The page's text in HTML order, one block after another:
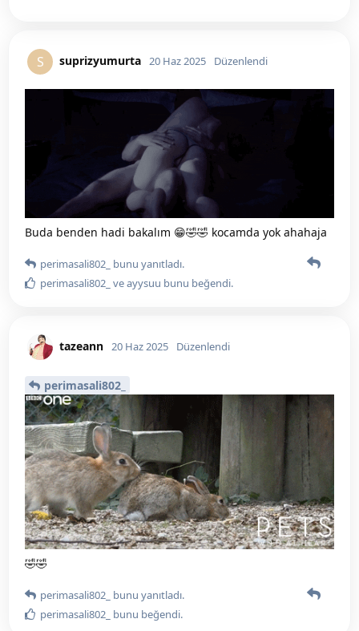
S suprizyumurta 20 Haz 2025 Düzenlendi
Buda benden hadi bakalım 😁🤣🤣 kocamda yok ahahaja
perimasali802_ bunu yanıtladı.
perimasali802_ veayysuu bunu beğendi.
tazeann 20 Haz 2025 Düzenlendi
perimasali802_
🤣🤣
perimasali802_ bunu yanıtladı.
perimasali802_ bunu beğendi.